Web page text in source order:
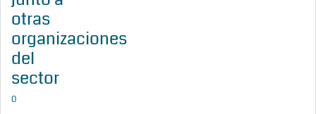
otras
organizaciones
del
sector
0